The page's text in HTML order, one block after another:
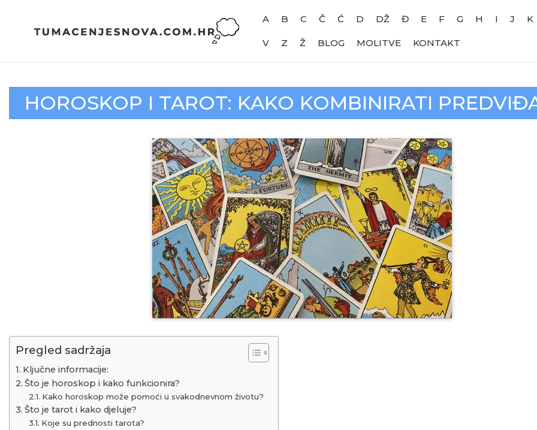
A B C Č Ć D DŽ Đ E F G H I J K
V Z Ž BLOG MOLITVE KONTAKT
HOROSKOP I TAROT: KAKO KOMBINIRATI
Pregled sadržaja
Ključne informacije:
Što je horoskop i kako funkcionira?
Kako horoskop može pomoći u svakodnevnom životu?
Što je tarot i kako djeluje?
Koje su prednosti tarota?